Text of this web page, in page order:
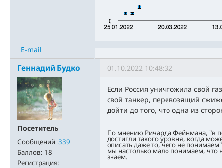
E-mail
Геннадий Будко
Посетитель
Сообщений: 339
Баллов: 18
Регистрация:
01.10.2022 10:48:32
Если Россия уничтожила свой
свой танкер, перевозящий
дойти до того, что одна из
По мнению Ричарда Фейнмана, "в
достигли такого уровня, когда
описать даже то, чего не
мы настолько мало понимаем, что
знаем.